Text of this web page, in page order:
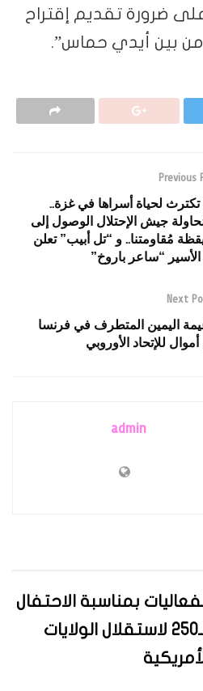
ضرورة تقديم إقتراح
من بين أيدي حماس”.
Previous
لحياة أسراها في غزة..
جيش الإحتلال الوصول إلى
مُقاومتنا.. و “تل أبيب” تعلن
“ساعر باروخ”
Next
اليمين المتطرف في فرنسا
للإتحاد الأوروبي
admin
بمناسبة الاحتفال
بالذكرى الـ250 لاستقلال الولايات